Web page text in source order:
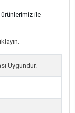
ile
Uygundur.